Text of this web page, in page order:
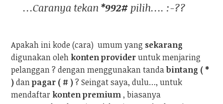
…Caranya tekan *992# pilih…. :-??
Apakah ini kode (cara) umum yang sekarang
digunakan oleh konten provideruntuk menjaring
pelanggan ? dengan menggunakan tandabintang ( *
)danpagar ( # )? Seingat saya, dulu…, untuk
mendaftar konten premium, biasanya